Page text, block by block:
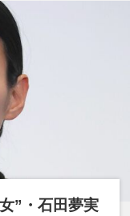
”・石田夢実